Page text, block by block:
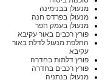
מנעולן בבנימינה
מנעולן בפרדס חנה
מנעולן בעמק חפר
פורץ רכבים באור עקיבא
החלפת מנעול לדלת באור
עקיבא
פורץ דלתות בחדרה
פורץ רכבים בחדרה
מנעולן בנתניה